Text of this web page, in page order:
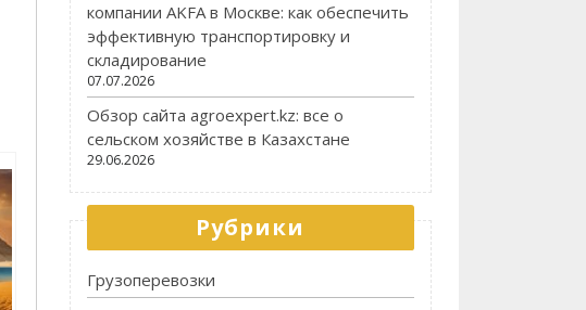
компании AKFA в Москве: как обеспечить
эффективную транспортировку и
складирование
07.07.2026
Обзор сайта agroexpert.kz: все о
сельском хозяйстве в Казахстане
29.06.2026
Рубрики
Грузоперевозки